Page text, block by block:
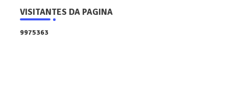
VISITANTES DA PAGINA
9975363